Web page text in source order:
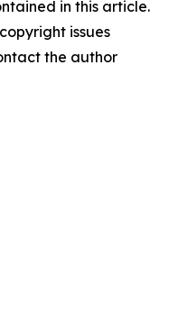
in this article.
issues
the author